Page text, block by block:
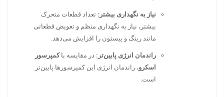
نیاز به نگهداری بیشتر: تعداد قطعات متحرک
بیشتر، نیاز به نگهداری منظم و تعویض قطعاتی
مانند رینگ و پیستون را افزایش می‌دهد.
راندمان انرژی پایین‌تر: در مقایسه باکمپرسور
اسکرو، راندمان انرژی این کمپرسورها پایین‌تر
است.